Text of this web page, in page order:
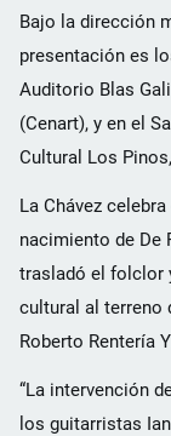
Bajo la dirección
presentación es
Auditorio Blas
(Cenart), y en el
Cultural Los
La Chávez
nacimiento de De
trasladó el folclor
cultural al terreno
Roberto Rentería
“La intervención
los guitarristas